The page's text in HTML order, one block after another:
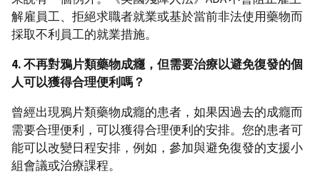
解雇員工、拒絕求職者就業或基於當前非法使用藥物而
採取不利員工的就業措施。
4. 不再對鴉片類藥物成癮，但需要治療以避免復發的個
人可以獲得合理便利嗎？
曾經出現鴉片類藥物成癮的患者，如果因過去的成癮而
需要合理便利，可以獲得合理便利的安排。您的患者可
能可以改變日程安排，例如，參加與避免復發的支援小
組會議或治療課程。